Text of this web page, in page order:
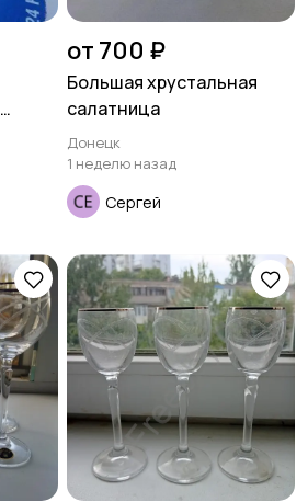
от 700 ₽
Большая хрустальная
салатница
Донецк
1 неделю назад
Сергей